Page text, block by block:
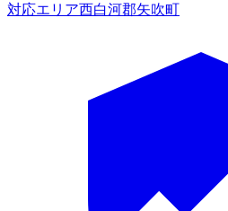
対応エリア西白河郡矢吹町